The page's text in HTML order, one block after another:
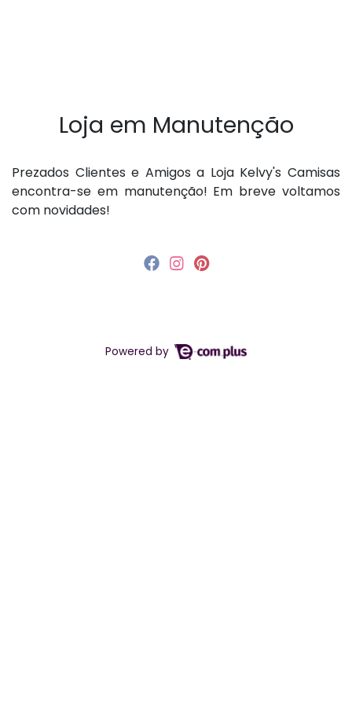
Loja em Manutenção
P rezados Clientes e Amigos a Loja Kelvy's Camisas
encontra-se em manutenção! Em breve voltamos
com novidades!
Powered by